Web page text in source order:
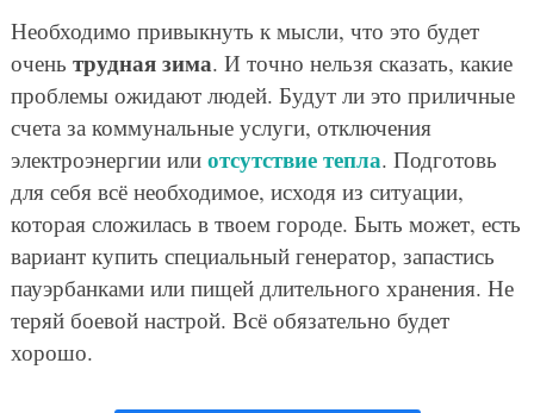
Необходимо привыкнуть к мысли, что это будет
очень трудная зима. И точно нельзя сказать, какие
проблемы ожидают людей. Будут ли это приличные
счета за коммунальные услуги, отключения
электроэнергии или отсутствие тепла. Подготовь
для себя всё необходимое, исходя из ситуации,
которая сложилась в твоем городе. Быть может, есть
вариант купить специальный генератор, запастись
пауэрбанками или пищей длительного хранения. Не
теряй боевой настрой. Всё обязательно будет
хорошо.